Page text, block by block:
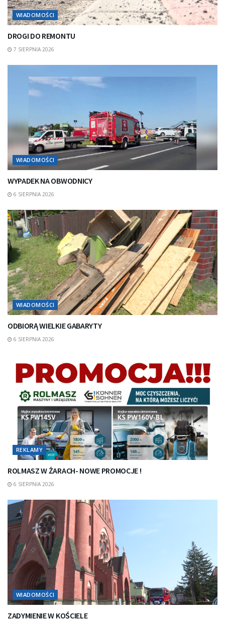
WIADOMOŚCI
DROGI DO REMONTU
7 SIERPNIA 2026
WIADOMOŚCI
WYPADEK NA OBWODNICY
6 SIERPNIA 2026
WIADOMOŚCI
ODBIORĄ WIELKIE GABARYTY
6 SIERPNIA 2026
REKLAMY
ROLMASZ W ŻARACH- NOWE PROMOCJE !
6 SIERPNIA 2026
WIADOMOŚCI
ZADYMIENIE W KOŚCIELE